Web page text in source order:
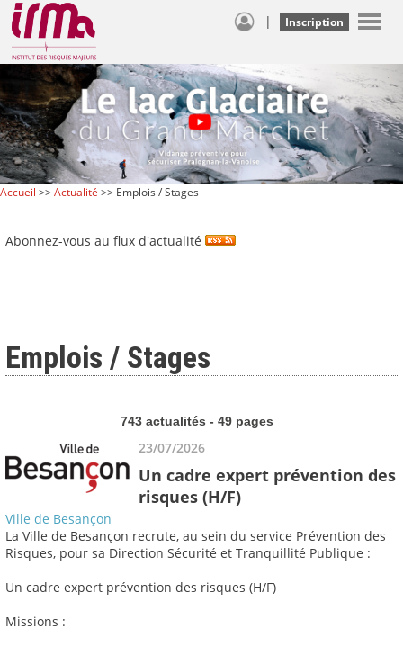
| Inscription
Accueil >>Actualité >> Emplois / Stages
Abonnez-vous au flux d'actualité
Emplois / Stages
743 actualités - 49 pages
23/07/2026
Un cadre expert prévention des
risques (H/F)
Ville de Besançon
La Ville de Besançon recrute, au sein du service Prévention des
Risques, pour sa Direction Sécurité et Tranquillité Publique :
Un cadre expert prévention des risques (H/F)
Missions :